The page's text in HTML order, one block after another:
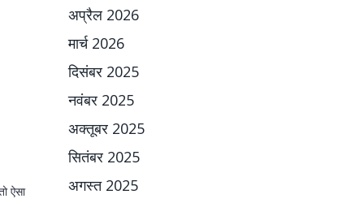
ऐसा
अप्रैल 2026
मार्च 2026
दिसंबर 2025
नवंबर 2025
अक्तूबर 2025
सितंबर 2025
अगस्त 2025